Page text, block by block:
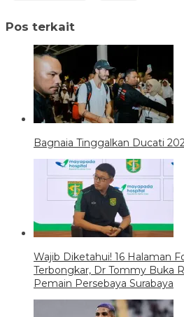
Pos terkait
Bagnaia Tinggalkan Ducati
Wajib Diketahui! 16 Halaman
Terbongkar, Dr Tommy Buka
Pemain Persebaya Surabaya